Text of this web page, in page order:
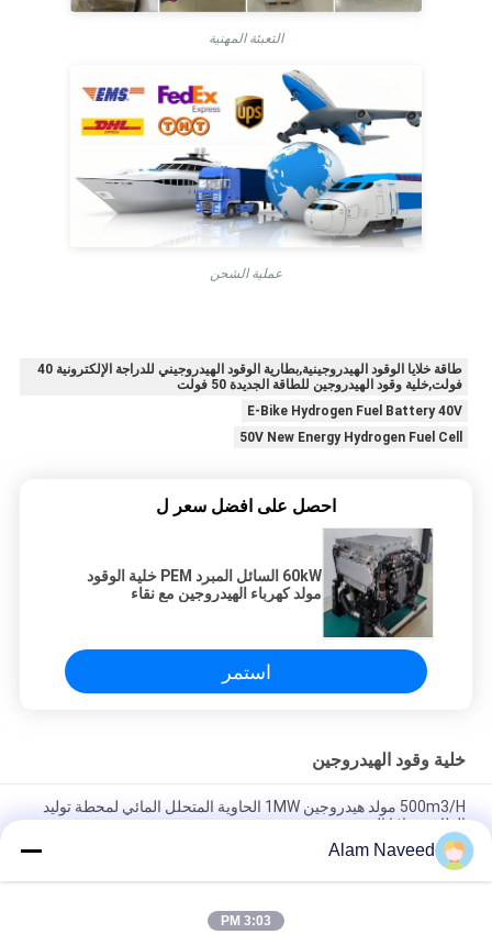
التعبئة المهنية
عملية الشحن
طاقة خلايا الوقود الهيدروجينية,بطارية الوقود الهيدروجيني للدراجة الإلكترونية 40
فولت,خلية وقود الهيدروجين للطاقة الجديدة 50 فولت
E-Bike Hydrogen Fuel Battery 40V
50V New Energy Hydrogen Fuel Cell
احصل على افضل سعر ل
60kW السائل المبرد PEM خلية الوقود
مولد كهرباء الهيدروجين مع نقاء
استمر
خلية وقود الهيدروجين
500m3/H مولد هيدروجين 1MW الحاوية المتحلل المائي لمحطة توليد
الطاقة بخلايا الوقود
الهيدروجين 99.99٪
Alam Naveed
3:03 PM